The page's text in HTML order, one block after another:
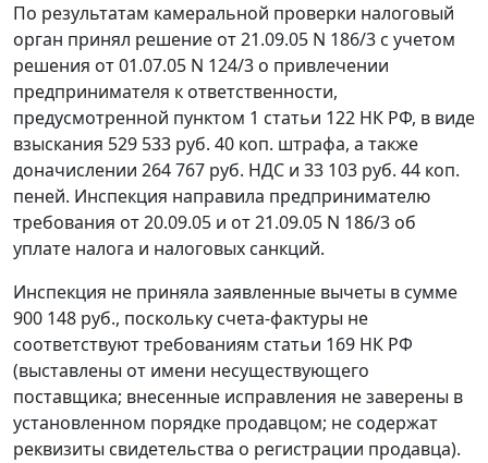
По результатам камеральной проверки налоговый
орган принял решение от 21.09.05 N 186/3 с учетом
решения от 01.07.05 N 124/3 о привлечении
предпринимателя к ответственности,
предусмотренной пунктом 1 статьи 122 НК РФ, в виде
взыскания 529 533 руб. 40 коп. штрафа, а также
доначислении 264 767 руб. НДС и 33 103 руб. 44 коп.
пеней. Инспекция направила предпринимателю
требования от 20.09.05 и от 21.09.05 N 186/3 об
уплате налога и налоговых санкций.
Инспекция не приняла заявленные вычеты в сумме
900 148 руб., поскольку счета-фактуры не
соответствуют требованиям статьи 169 НК РФ
(выставлены от имени несуществующего
поставщика; внесенные исправления не заверены в
установленном порядке продавцом; не содержат
реквизиты свидетельства о регистрации продавца).